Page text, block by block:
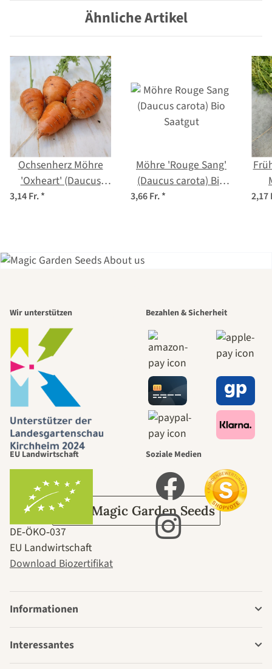
Ähnliche Artikel
Ochsenherz Möhre
'Oxheart' (Daucus
carota) Bio Saatgut
3,14 Fr.*
Möhre 'Rouge Sang'
(Daucus carota) Bio
Saatgut
3,66 Fr.* 2,17
schönsten
Wege zu uns
selbst führt
durch den
Garten
Über Magic Garden Seeds
Wir unterstützen Bezahlen & Sicherheit
EU Landwirtschaft
DE‑ÖKO‑037
EU Landwirtschaft
Download Biozertifikat
Soziale Medien
Informationen
Interessantes